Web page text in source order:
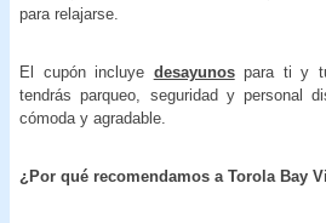
para relajarse.
El cupón incluye desayunospara ti y tu
tendrás parqueo, seguridad y personal
cómoda y agradable.
¿Por qué recomendamos a Torola Bay